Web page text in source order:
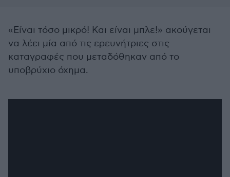
«Είναι τόσο μικρό! Και είναι μπλε!» ακούγεται
να λέει μία από τις ερευνήτριες στις
καταγραφές που μεταδόθηκαν από το
υποβρύχιο όχημα.